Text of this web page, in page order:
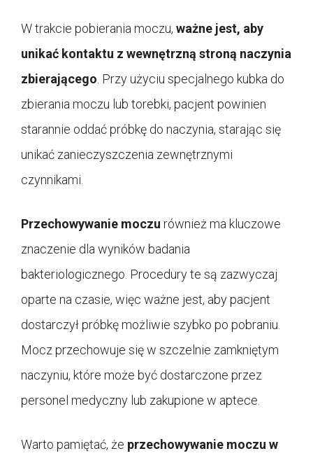
W trakcie pobierania moczu, ważne jest, aby
unikać kontaktu z wewnętrzną stroną naczynia
zbierającego . Przy użyciu specjalnego kubka do
zbierania moczu lub torebki, pacjent powinien
starannie oddać próbkę do naczynia, starając się
unikać zanieczyszczenia zewnętrznymi
czynnikami.
Przechowywanie moczu również ma kluczowe
znaczenie dla wyników badania
bakteriologicznego. Procedury te są zazwyczaj
oparte na czasie, więc ważne jest, aby pacjent
dostarczył próbkę możliwie szybko po pobraniu.
Mocz przechowuje się w szczelnie zamkniętym
naczyniu, które może być dostarczone przez
personel medyczny lub zakupione w aptece.
Warto pamiętać, że przechowywanie moczu w